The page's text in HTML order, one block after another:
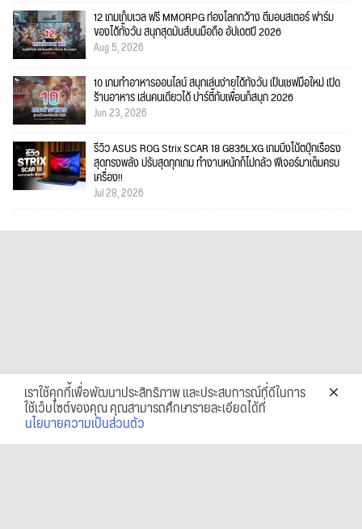
12 เกมเก็บเวล ฟรี MMORPG ท่องโลกกว้าง ตีมอนสเตอร์ ฟาร์ม
ของได้ทั้งวัน สนุกสุดมันส์บนมือถือ อัปเดตปี 2026
Aug 5, 2026
10 เกมทำอาหารออนไลน์ สนุกเล่นง่ายได้ทั้งวัน เป็นเชฟมือใหม่ เปิด
ร้านอาหาร เล่นคนเดียวได้ ปาร์ตี้กับเพื่อนก็สนุก 2026
Jun 23, 2026
รีวิว ASUS ROG Strix SCAR 18 G835LXG เกมมิ่งโน้ตบุ๊กเรือธง
สุดทรงพลัง ปรับสุดทุกเกม ทำงานหนักก็ไม่กลัว ฟีเจอร์มาเต็มครบ
เครื่อง!!
Jul 28, 2026
เราใช้คุกกี้เพื่อพัฒนาประสิทธิภาพ และประสบการณ์ที่ดีในการ
ใช้เว็บไซต์ของคุณ คุณสามารถศึกษารายละเอียดได้ที่
นโยบายความเป็นส่วนตัว